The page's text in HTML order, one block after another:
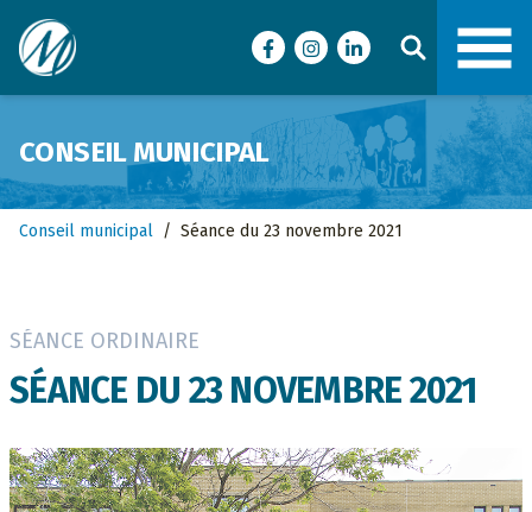
Ville de Malartic
FacebookInstagramLinkedIn
CONSEIL MUNICIPAL
Conseil municipal / Séance du 23 novembre 2021
SÉANCE ORDINAIRE
SÉANCE DU 23 NOVEMBRE 2021